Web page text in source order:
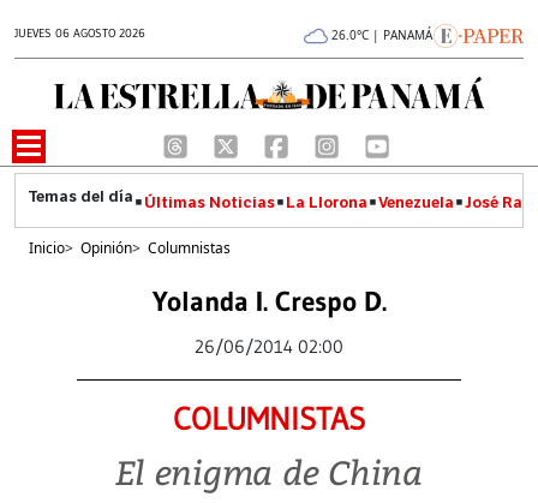
JUEVES 06 AGOSTO 2026 26.0°C | PANAMÁ
Últimas Noticias La Llorona Venezuela José
Inicio> Opinión> Columnistas
Yolanda I. Crespo D.
26/06/2014 02:00
COLUMNISTAS
El enigma de China